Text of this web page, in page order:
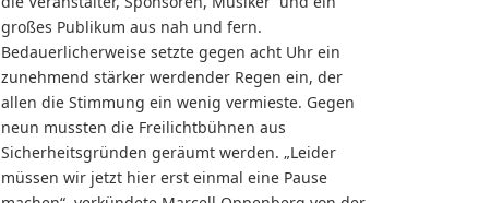
großes Publikum aus nah und fern.
Bedauerlicherweise setzte gegen acht Uhr ein
zunehmend stärker werdender Regen ein, der
allen die Stimmung ein wenig vermieste. Gegen
neun mussten die Freilichtbühnen aus
Sicherheitsgründen geräumt werden. „Leider
müssen wir jetzt hier erst einmal eine Pause